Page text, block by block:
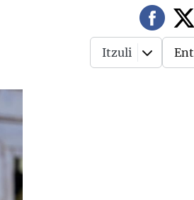
Itzuli